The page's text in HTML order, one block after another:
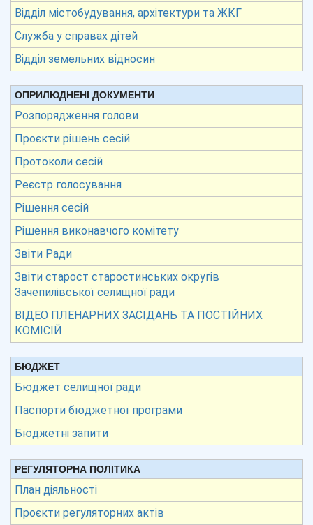
Відділ містобудування, архітектури та ЖКГ
Служба у справах дітей
Відділ земельних відносин
ОПРИЛЮДНЕНІ ДОКУМЕНТИ
Розпорядження голови
Проєкти рішень сесій
Протоколи сесій
Реєстр голосування
Рішення сесій
Рішення виконавчого комітету
Звіти Ради
Звіти старост старостинських округів
Зачепилівської селищної ради
ВІДЕО ПЛЕНАРНИХ ЗАСІДАНЬ ТА ПОСТІЙНИХ
КОМІСІЙ
БЮДЖЕТ
Бюджет селищної ради
Паспорти бюджетної програми
Бюджетні запити
РЕГУЛЯТОРНА ПОЛІТИКА
План діяльності
Проєкти регуляторних актів